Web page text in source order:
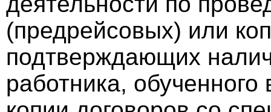
(предрейсовых) или
подтверждающих
работника,